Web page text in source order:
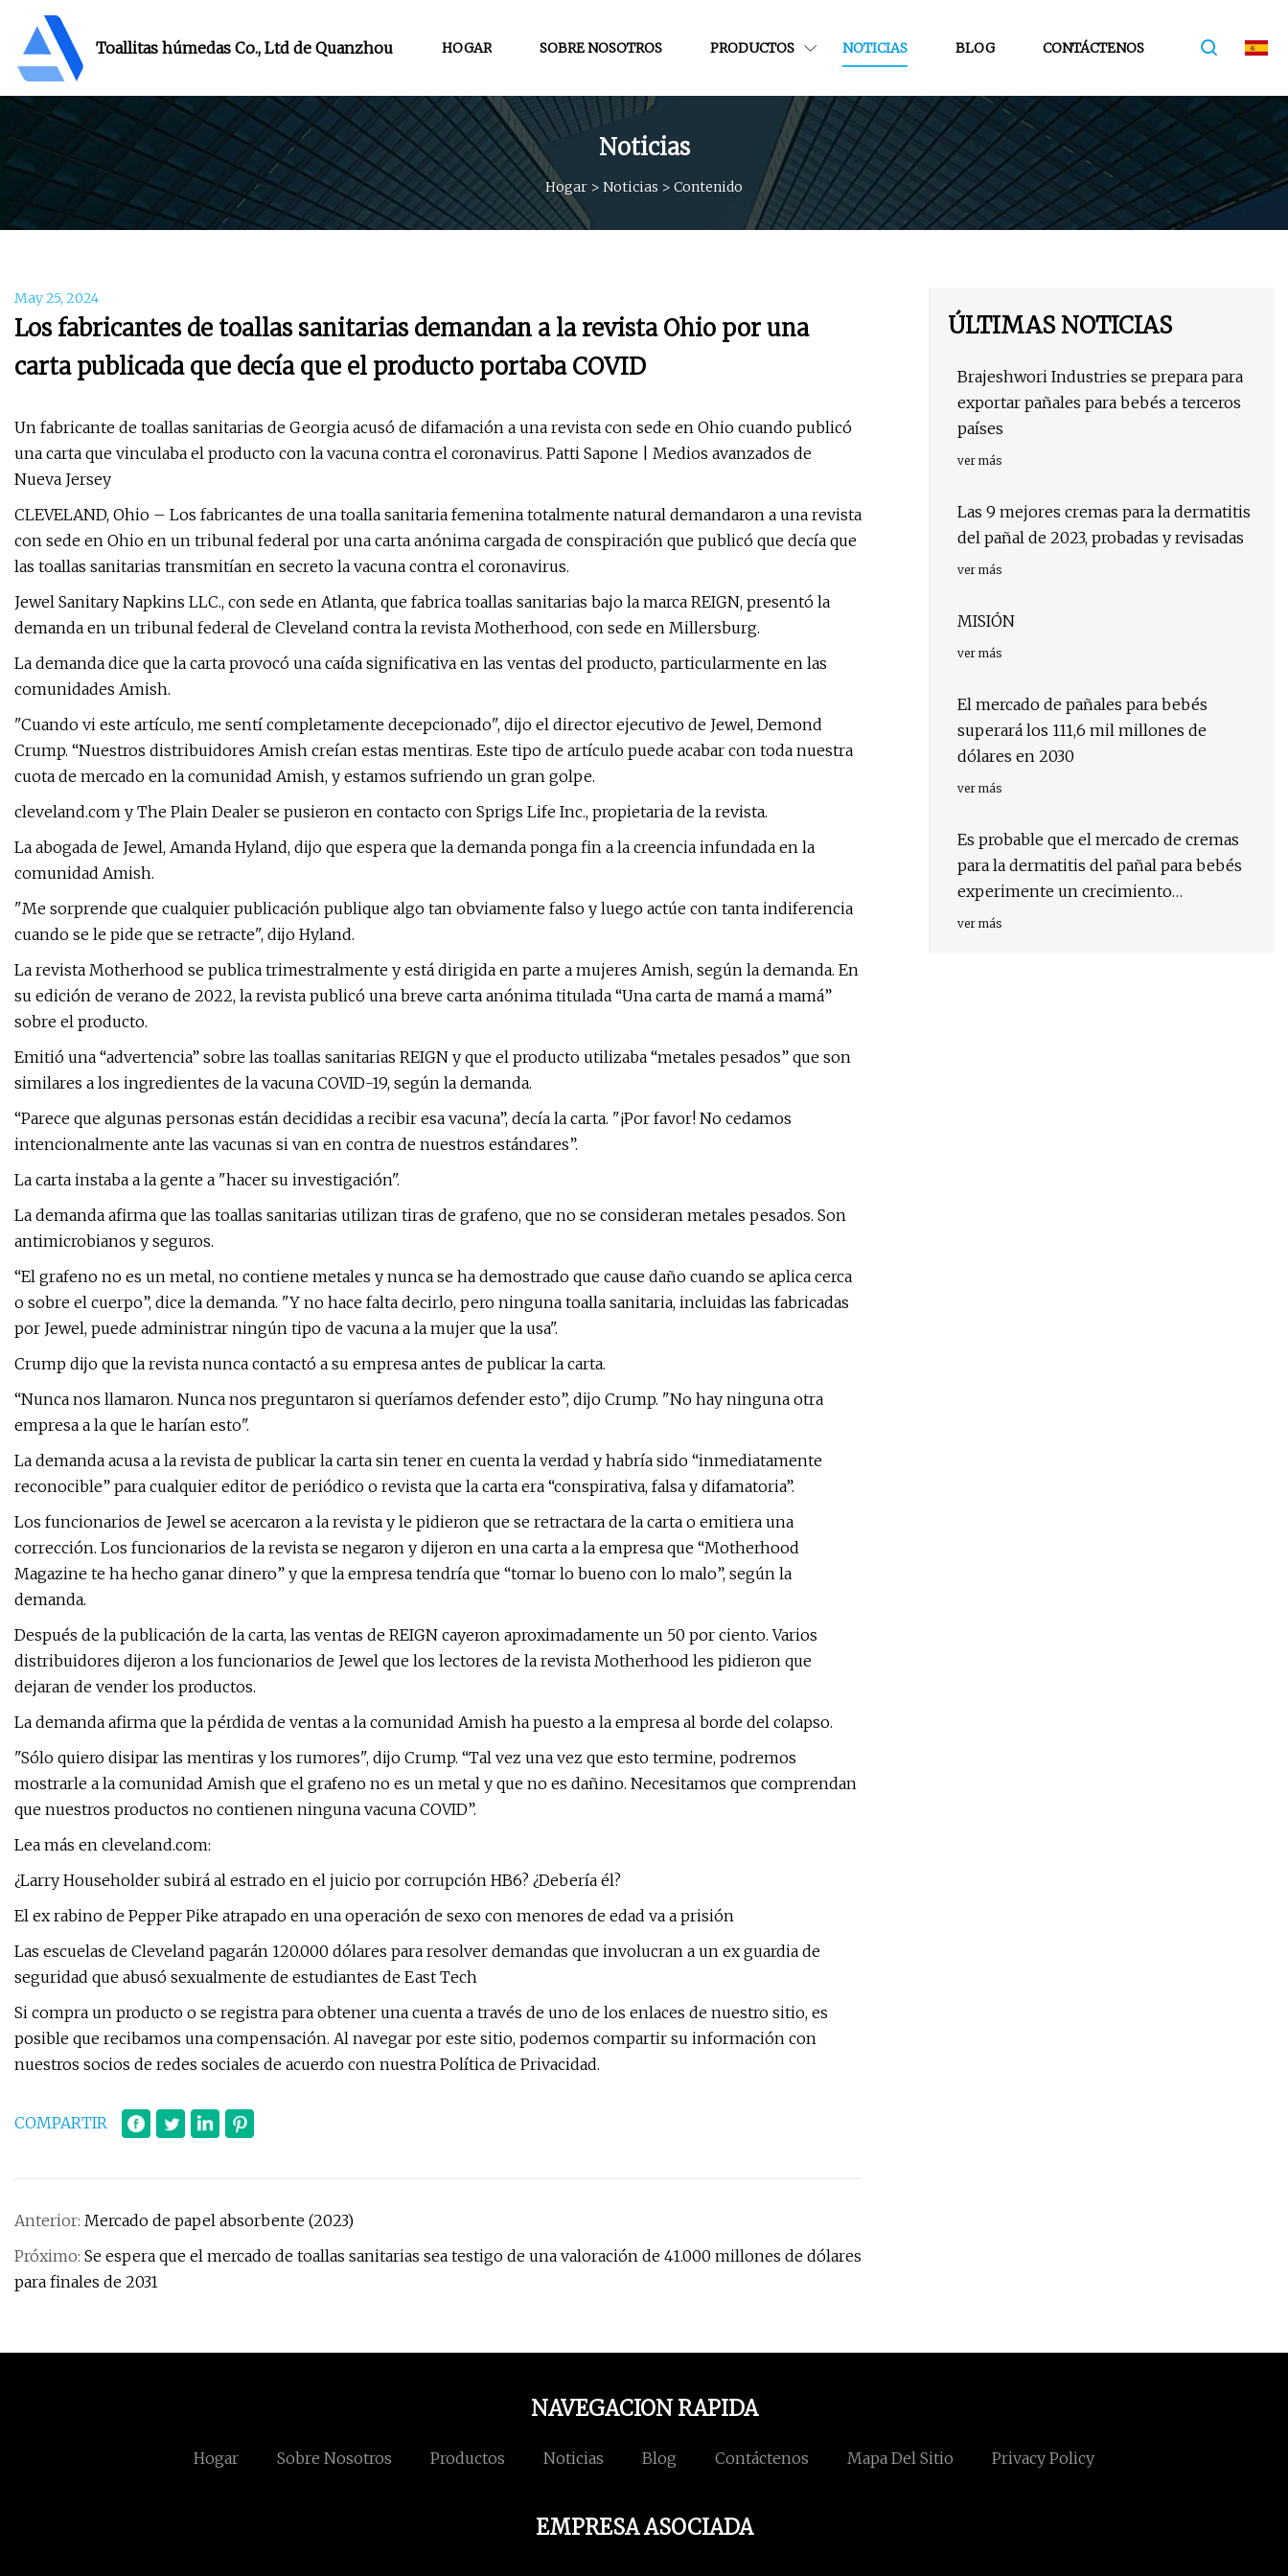
Toallitas húmedas Co., Ltd de Quanzhou HOGAR SOBRE NOSOTROS PRODUCTOS NOTICIAS BLOG CONTÁCTENOS
Noticias
Hogar > Noticias > Contenido
May 25, 2024
Los fabricantes de toallas sanitarias demandan a la revista Ohio por una
carta publicada que decía que el producto portaba COVID
Un fabricante de toallas sanitarias de Georgia acusó de difamación a una revista con sede en Ohio cuando publicó
una carta que vinculaba el producto con la vacuna contra el coronavirus. Patti Sapone | Medios avanzados de
Nueva Jersey
CLEVELAND, Ohio – Los fabricantes de una toalla sanitaria femenina totalmente natural demandaron a una revista
con sede en Ohio en un tribunal federal por una carta anónima cargada de conspiración que publicó que decía que
las toallas sanitarias transmitían en secreto la vacuna contra el coronavirus.
Jewel Sanitary Napkins LLC., con sede en Atlanta, que fabrica toallas sanitarias bajo la marca REIGN, presentó la
demanda en un tribunal federal de Cleveland contra la revista Motherhood, con sede en Millersburg.
La demanda dice que la carta provocó una caída significativa en las ventas del producto, particularmente en las
comunidades Amish.
"Cuando vi este artículo, me sentí completamente decepcionado", dijo el director ejecutivo de Jewel, Demond
Crump. “Nuestros distribuidores Amish creían estas mentiras. Este tipo de artículo puede acabar con toda nuestra
cuota de mercado en la comunidad Amish, y estamos sufriendo un gran golpe.
cleveland.com y The Plain Dealer se pusieron en contacto con Sprigs Life Inc., propietaria de la revista.
La abogada de Jewel, Amanda Hyland, dijo que espera que la demanda ponga fin a la creencia infundada en la
comunidad Amish.
"Me sorprende que cualquier publicación publique algo tan obviamente falso y luego actúe con tanta indiferencia
cuando se le pide que se retracte", dijo Hyland.
La revista Motherhood se publica trimestralmente y está dirigida en parte a mujeres Amish, según la demanda. En
su edición de verano de 2022, la revista publicó una breve carta anónima titulada “Una carta de mamá a mamá”
sobre el producto.
Emitió una “advertencia” sobre las toallas sanitarias REIGN y que el producto utilizaba “metales pesados” que son
similares a los ingredientes de la vacuna COVID-19, según la demanda.
“Parece que algunas personas están decididas a recibir esa vacuna”, decía la carta. "¡Por favor! No cedamos
intencionalmente ante las vacunas si van en contra de nuestros estándares”.
La carta instaba a la gente a "hacer su investigación".
La demanda afirma que las toallas sanitarias utilizan tiras de grafeno, que no se consideran metales pesados. Son
antimicrobianos y seguros.
“El grafeno no es un metal, no contiene metales y nunca se ha demostrado que cause daño cuando se aplica cerca
o sobre el cuerpo”, dice la demanda. "Y no hace falta decirlo, pero ninguna toalla sanitaria, incluidas las fabricadas
por Jewel, puede administrar ningún tipo de vacuna a la mujer que la usa".
Crump dijo que la revista nunca contactó a su empresa antes de publicar la carta.
“Nunca nos llamaron. Nunca nos preguntaron si queríamos defender esto”, dijo Crump. "No hay ninguna otra
empresa a la que le harían esto".
La demanda acusa a la revista de publicar la carta sin tener en cuenta la verdad y habría sido “inmediatamente
reconocible” para cualquier editor de periódico o revista que la carta era “conspirativa, falsa y difamatoria”.
Los funcionarios de Jewel se acercaron a la revista y le pidieron que se retractara de la carta o emitiera una
corrección. Los funcionarios de la revista se negaron y dijeron en una carta a la empresa que “Motherhood
Magazine te ha hecho ganar dinero” y que la empresa tendría que “tomar lo bueno con lo malo”, según la
demanda.
Después de la publicación de la carta, las ventas de REIGN cayeron aproximadamente un 50 por ciento. Varios
distribuidores dijeron a los funcionarios de Jewel que los lectores de la revista Motherhood les pidieron que
dejaran de vender los productos.
La demanda afirma que la pérdida de ventas a la comunidad Amish ha puesto a la empresa al borde del colapso.
"Sólo quiero disipar las mentiras y los rumores", dijo Crump. “Tal vez una vez que esto termine, podremos
mostrarle a la comunidad Amish que el grafeno no es un metal y que no es dañino. Necesitamos que comprendan
que nuestros productos no contienen ninguna vacuna COVID”.
Lea más en cleveland.com:
¿Larry Householder subirá al estrado en el juicio por corrupción HB6? ¿Debería él?
El ex rabino de Pepper Pike atrapado en una operación de sexo con menores de edad va a prisión
Las escuelas de Cleveland pagarán 120.000 dólares para resolver demandas que involucran a un ex guardia de
seguridad que abusó sexualmente de estudiantes de East Tech
Si compra un producto o se registra para obtener una cuenta a través de uno de los enlaces de nuestro sitio, es
posible que recibamos una compensación. Al navegar por este sitio, podemos compartir su información con
nuestros socios de redes sociales de acuerdo con nuestra Política de Privacidad.
COMPARTIR
Anterior: Mercado de papel absorbente (2023)
Próximo: Se espera que el mercado de toallas sanitarias sea testigo de una valoración de 41.000 millones de dólares
para finales de 2031
ÚLTIMAS NOTICIAS
Brajeshwori Industries se prepara para
exportar pañales para bebés a terceros
países
ver más
Las 9 mejores cremas para la dermatitis
del pañal de 2023, probadas y revisadas
ver más
MISIÓN
ver más
El mercado de pañales para bebés
superará los 111,6 mil millones de
dólares en 2030
ver más
Es probable que el mercado de cremas
para la dermatitis del pañal para bebés
experimente un crecimiento
maravilloso en un futuro próximo
ver más
NAVEGACION RAPIDA
Hogar Sobre Nosotros Productos Noticias Blog Contáctenos Mapa Del Sitio Privacy Policy
EMPRESA ASOCIADA